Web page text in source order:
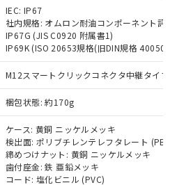
IEC: IP67
社内規格: オムロン耐油コンポーネント評
IP67G (JIS C0920 附属書1)
IP69K (ISO 20653規格(旧DIN規格 40050
M12スマートクリックコネクタ中継タイプ
梱包状態: 約170g
ケース: 黄銅 ニッケルメッキ
検出面: ポリブチレンテレフタレート (PBT)
締めつけナット: 黄銅 ニッケルメッキ
歯付座金: 鉄 亜鉛メッキ
コード: 塩化ビニル (PVC)
、またはお客様担当のオ
器販売店・当社販売員に
い。
機器販売店や当社販売拠
ットワーク
」をご確認
び標準価格結果を当社の
く第三者に漏洩または開
お願いします。
能（部品リスト作成サー
用いただくには、I-Web
ご登録されている必要が
、フタル酸ジイソブチル
用監視および制御機器に対する
物質については閾値を超える意
確認しています。
え状況などにより、予定
があります。
BBP(フタル酸ブチルベンジ
エチルヘキシル)) : 1000ppm
期限
10物質）のすべてが基
とを示します。
用状況下において有害物
し、環境に深刻な影響を
意味します。
。当社販売部門へお問
手段を講じます。
品を、核兵器、ミサイ
、生物兵器またはその他
れらの製造装置等に一切
せん。
製品を第三者に販売する
1、2および3の内容を当
知します。また当社は、
販売に係わる関係者が違
おそれがある場合は、取
しません。
は満たないが在庫あり
(最新の在庫状況につ
お客様のお取引先、ま
様担当のオムロン制御
店・当社販売員にご確
い)
機種、また在庫状況の
開していない機種